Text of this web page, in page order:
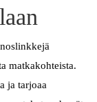
matkakohteista.
ja tarjoaa